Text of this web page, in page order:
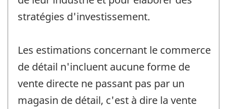
stratégies d'investissement.
Les estimations concernant le commerce
de détail n'incluent aucune forme de
vente directe ne passant pas par un
magasin de détail, c'est à dire la vente